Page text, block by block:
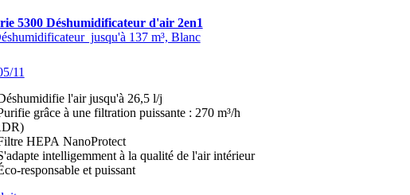
5300 Déshumidificateur d'air 2en1
jusqu'à 137 m³, Blanc
11
l'air jusqu'à 26,5 l/j
grâce à une filtration puissante : 270 m³/h
HEPA NanoProtect
intelligemment à la qualité de l'air intérieur
responsable et puissant